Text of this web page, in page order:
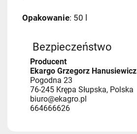
Opakowanie: 50 l
Bezpieczeństwo
Producent
Ekargo Grzegorz Hanusiewicz
Pogodna 23
76-245 Krępa Słupska, Polska
biuro@ekagro.pl
664666626